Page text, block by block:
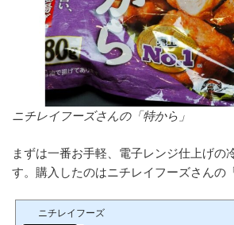
ニチレイフーズさんの「特から」
まずは一番お手軽、電子レンジ仕上げの
す。購入したのはニチレイフーズさんの
ニチレイフーズ